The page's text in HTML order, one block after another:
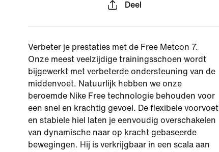
Deel
Verbeter je prestaties met de Free Metcon 7.
Onze meest veelzijdige trainingsschoen wordt
bijgewerkt met verbeterde ondersteuning van de
middenvoet. Natuurlijk hebben we onze
beroemde Nike Free technologie behouden voor
een snel en krachtig gevoel. De flexibele voorvoet
en stabiele hiel laten je eenvoudig overschakelen
van dynamische naar op kracht gebaseerde
bewegingen. Hij is verkrijgbaar in een scala aan